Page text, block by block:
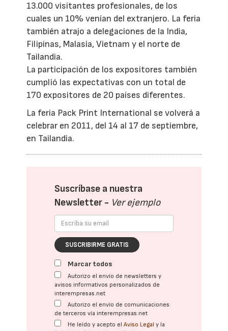
13.000 visitantes profesionales, de los
cuales un 10% venían del extranjero. La feria
también atrajo a delegaciones de la India,
Filipinas, Malasia, Vietnam y el norte de
Tailandia.
La participación de los expositores también
cumplió las expectativas con un total de
170 expositores de 20 países diferentes.
La feria Pack Print International se volverá a
celebrar en 2011, del 14 al 17 de septiembre,
en Tailandia.
Suscríbase a nuestra
Newsletter - Ver ejemplo
SUSCRIBIRME GRATIS
Marcar todos
Autorizo el envío de newsletters y
avisos informativos personalizados de
interempresas.net
Autorizo el envío de comunicaciones
de terceros vía interempresas.net
He leído y acepto elAviso Legal y la